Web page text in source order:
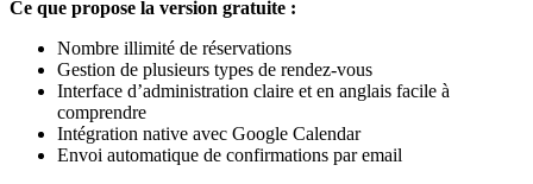
Ce que propose la version gratuite :
Nombre illimité de réservations
Gestion de plusieurs types de rendez-vous
Interface d’administration claire et en anglais facile à
comprendre
Intégration native avec Google Calendar
Envoi automatique de confirmations par email